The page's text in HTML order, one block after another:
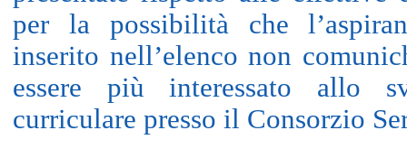
per la possibilità che
inserito nell’elenco non
essere più interessato allo
curriculare presso il Consorzio